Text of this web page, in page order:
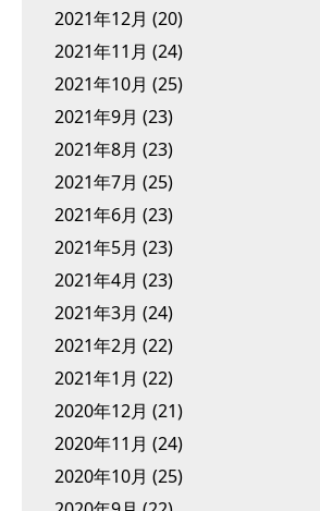
2021年12月 (20)
2021年11月 (24)
2021年10月 (25)
2021年9月 (23)
2021年8月 (23)
2021年7月 (25)
2021年6月 (23)
2021年5月 (23)
2021年4月 (23)
2021年3月 (24)
2021年2月 (22)
2021年1月 (22)
2020年12月 (21)
2020年11月 (24)
2020年10月 (25)